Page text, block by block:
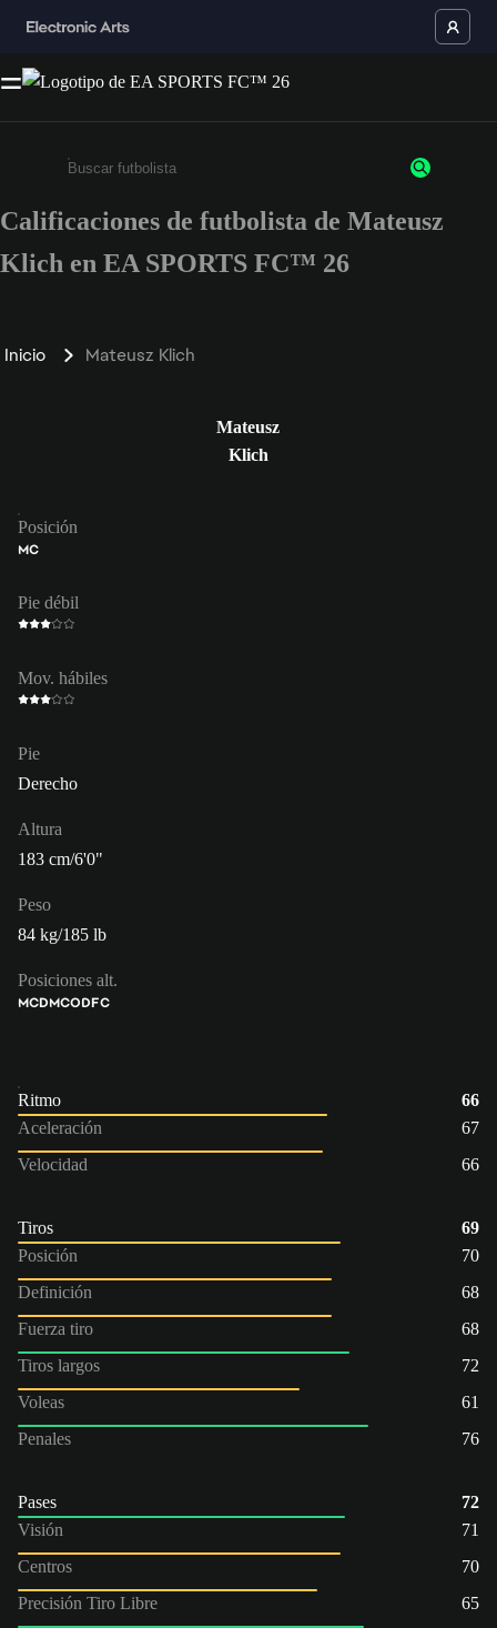
Ingresa un mínimo de 3 caracteres o números
Calificaciones de futbolista de Mateusz
Klich en EA SPORTS FC™ 26
Inicio Mateusz Klich
Mateusz
Klich
Posición
MC
Pie débil
Mov. hábiles
Pie
Derecho
Altura
183 cm/6'0"
Peso
84 kg/185 lb
Posiciones alt.
MCDMCODFC
Ritmo
66
Aceleración
67
Velocidad
66
Tiros
69
Posición
70
Definición
68
Fuerza tiro
68
Tiros largos
72
Voleas
61
Penales
76
Pases
72
Visión
71
Centros
70
Precisión Tiro Libre
65